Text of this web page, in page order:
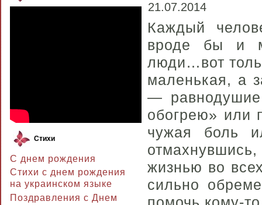
Стихи
С днем рождения
Стихи с днем рождения
на украинском языке
Поздравления с Днем
21.07.2014
Каждый
вроде бы и
люди…вот
маленькая, а
—
обогрею» или
чужая боль
жизнью во
сильно